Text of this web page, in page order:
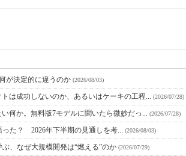
が決定的に違うのか (2026/08/03)
は成功しないのか、あるいはケーキの工程... (2026/07/28)
何か。無料版7モデルに聞いたら微妙だっ... (2026/07/28)
た？ 2026年下半期の見通しを考... (2026/08/03)
、なぜ大規模開発は“燃える”のか (2026/07/29)